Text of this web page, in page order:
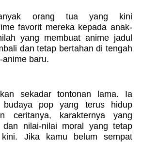
orang tua yang kini
favorit mereka kepada anak-
yang membuat anime jadul
dan tetap bertahan di tengah
anime baru.
sekadar tontonan lama. Ia
budaya pop yang terus hidup
ceritanya, karakternya yang
nilai-nilai moral yang tetap
Jika kamu belum sempat